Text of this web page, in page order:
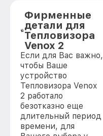
Фирменные
детали для
Тепловизора
Venox 2
Если для Вас важно,
чтобы Ваше
устройство
Тепловизора Venox
2 работало
безотказно еще
длительный период
времени, для